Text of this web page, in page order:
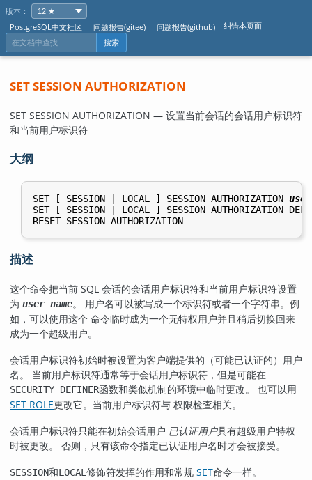
版本：
PostgreSQL中文社区
问题报告(gitee) 问题报告(github) 纠错本页面
搜索
SET SESSION AUTHORIZATION
SET SESSION AUTHORIZATION — 设置当前会话的会话用户标识符
和当前用户标识符
大纲
SET [ SESSION | LOCAL ] SESSION AUTHORIZATION
SET [ SESSION | LOCAL ] SESSION AUTHORIZATION
描述
这个命令把当前 SQL 会话的会话用户标识符和当前用户标识符设置
为 user_name。 用户名可以被写成一个标识符或者一个字符串。例
如，可以使用这个 命令临时成为一个无特权用户并且稍后切换回来
成为一个超级用户。
会话用户标识符初始时被设置为客户端提供的（可能已认证的）用户
名。 当前用户标识符通常等于会话用户标识符，但是可能在
SECURITY DEFINER函数和类似机制的环境中临时更改。 也可以用
SET ROLE更改它。当前用户标识符与 权限检查相关。
会话用户标识符只能在初始会话用户 已认证用户具有超级用户特权
时被更改。 否则，只有该命令指定已认证用户名时才会被接受。
SESSION和LOCAL 修饰符发挥的作用和常规 SET命令一样。